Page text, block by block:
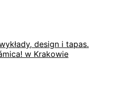
design i tapas.
w Krakowie